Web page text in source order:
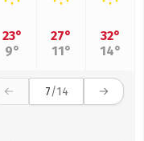
23°
9°
27°
11°
32°
14°
7/14